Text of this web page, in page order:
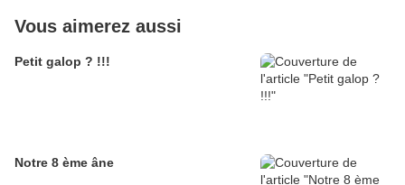
Vous aimerez aussi
Petit galop ? !!!
Notre 8 ème âne